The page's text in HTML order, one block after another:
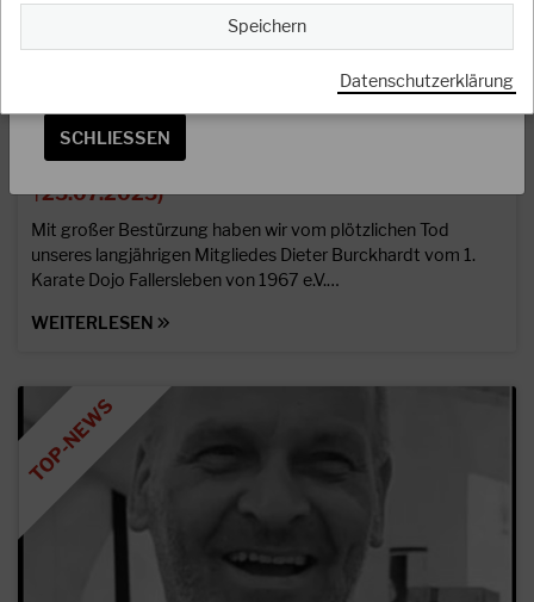
Speichern
Datenschutzerklärung
28.07.2025
†25.07.2025)
Mit großer Bestürzung haben wir vom plötzlichen Tod
unseres langjährigen Mitgliedes Dieter Burckhardt vom 1.
Karate Dojo Fallersleben von 1967 e.V.…
WEITERLESEN
SCHLIESSEN